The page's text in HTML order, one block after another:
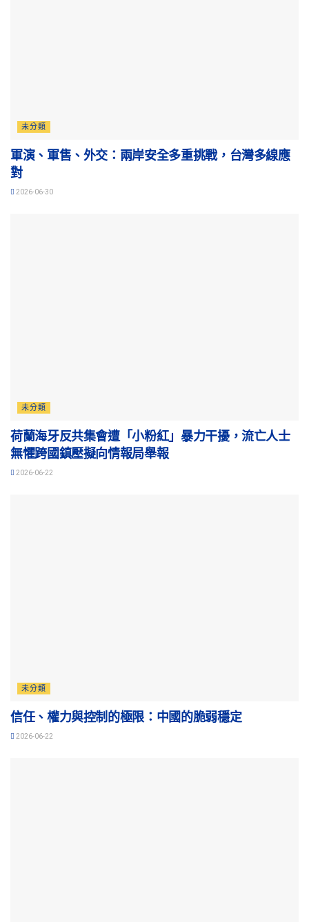
未分類
軍演、軍售、外交：兩岸安全多重挑戰，台灣多線應
對
2026-06-30
未分類
荷蘭海牙反共集會遭「小粉紅」暴力干擾，流亡人士
無懼跨國鎮壓擬向情報局舉報
2026-06-22
未分類
信任、權力與控制的極限：中國的脆弱穩定
2026-06-22